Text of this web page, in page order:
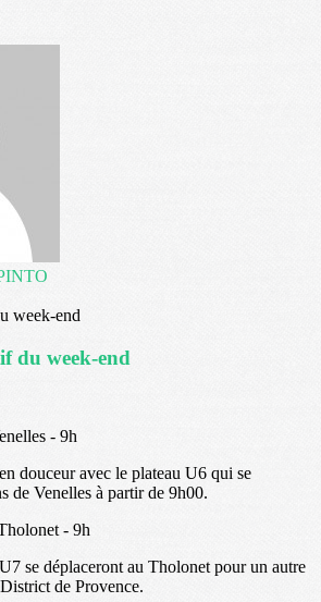
du week-end
- 9h
douceur avec le plateau U6 qui se
de Venelles à partir de 9h00.
- 9h
se déplaceront au Tholonet pour un autre
de Provence.